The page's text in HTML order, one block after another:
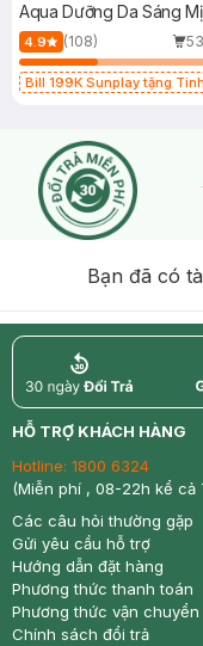
Aqua Dưỡng Da Sáng
4.9 (108)
Bill 199K Sunplay tặng
Bạn đã có
return
HỖ TRỢ KHÁCH HÀNG
Hotline: 1800 6324
(Miễn phí , 08-22h kể cả
Các câu hỏi thường gặp
Gửi yêu cầu hỗ trợ
Hướng dẫn đặt hàng
Phương thức thanh toán
Phương thức vận chuyển
Chính sách đổi trả